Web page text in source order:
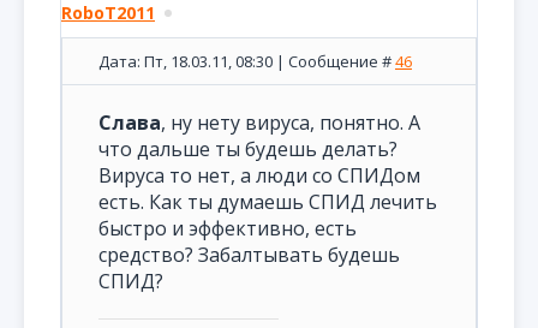
RoboT2011
Дата: Пт, 18.03.11, 08:30 | Сообщение #46
Слава, ну нету вируса, понятно. А
что дальше ты будешь делать?
Вируса то нет, а люди со СПИДом
есть. Как ты думаешь СПИД лечить
быстро и эффективно, есть
средство? Забалтывать будешь
СПИД?